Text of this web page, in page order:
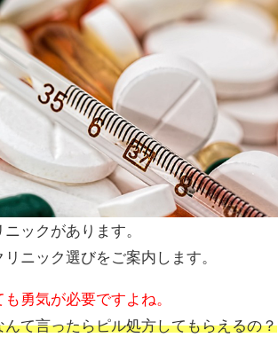
ックがあります。
ニック選びをご案内します。
勇気が必要ですよね。
て言ったらピル処方してもらえるの？